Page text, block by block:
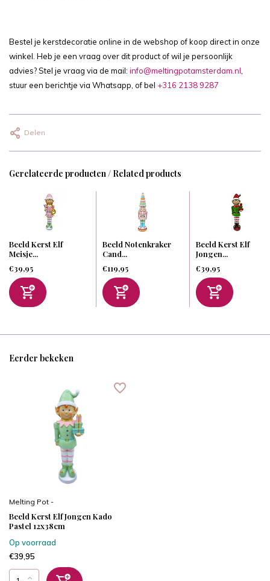
Bestel je kerstdecoratie online in de webshop of koop direct in onze
winkel. Heb je een vraag over dit product of wil je persoonlijk
advies? Stel je vraag via de mail: info@meltingpotamsterdam.nl,
stuur een berichtje via Whatsapp, of bel +316 2138 9287
Delen
Gerelateerde producten / Related products
Beeld Kerst Elf
Meisje...
€39,95
Beeld Notenkraker
Cand...
€119,95
Beeld Kerst Elf
Jongen...
€39,95
Eerder bekeken
Melting Pot -
Beeld Kerst Elf Jongen Kado
Pastel 12x38cm
Op voorraad
€39,95